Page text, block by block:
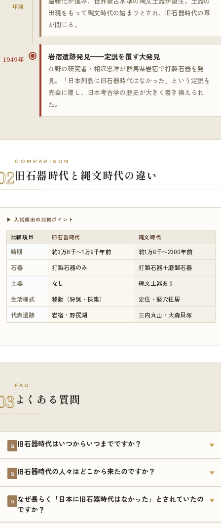
年前
出現をもって縄文時代の始まりとされ、旧石器時代の幕
が閉じる。
1949年 岩宿遺跡発見——定説を覆す大発見
在野の研究者・相沢忠洋が群馬県岩宿で打製石器を発
見。「日本列島に旧石器時代はなかった」という定説を
完全に覆し、日本考古学の歴史が大きく書き換えられ
た。
COMPARISON
旧石器時代と縄文時代の違い
▶ 入試頻出の比較ポイント
比較項目 旧石器時代 縄文時代
時期 約3万8千〜1万6千年前
約1万6千〜2300年前
石器
打製石器のみ
打製石器＋磨製石器
土器
なし
縄文土器あり
生活様式
移動（狩猟・採集）
定住・竪穴住居
代表遺跡
岩宿・野尻湖 三内丸山・大森貝塚
FAQ
よくある質問
Q 旧石器時代はいつからいつまでですか？ ▼
Q 旧石器時代の人々はどこから来たのですか？ ▼
Q なぜ長らく「日本に旧石器時代はなかった」とされていたの
ですか？
▼